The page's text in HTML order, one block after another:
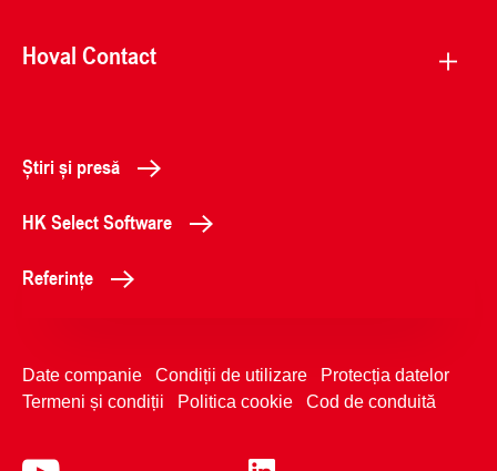
Hoval Contact
Știri și presă
HK Select Software
Referințe
Date companie Condiții de utilizare
Protecția datelor
Termeni și condiții
Politica cookie Cod de conduită